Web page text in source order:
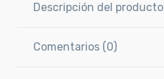
Descripción del producto
Comentarios (0)